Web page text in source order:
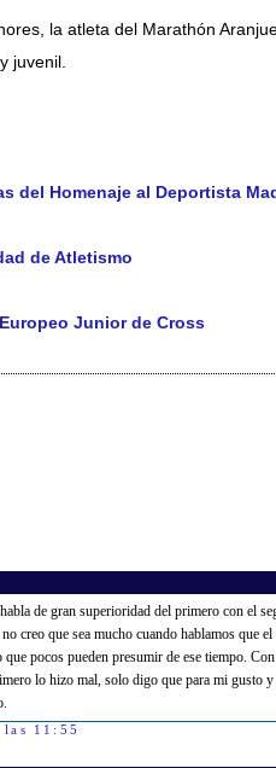
la atleta del Marathón
juvenil.
del Homenaje al Deportista
de Atletismo
Junior de Cross
de gran superioridad del primero con el
creo que sea mucho cuando hablamos que
pocos pueden presumir de ese tiempo.
lo hizo mal, solo digo que para mi gusto
11:55